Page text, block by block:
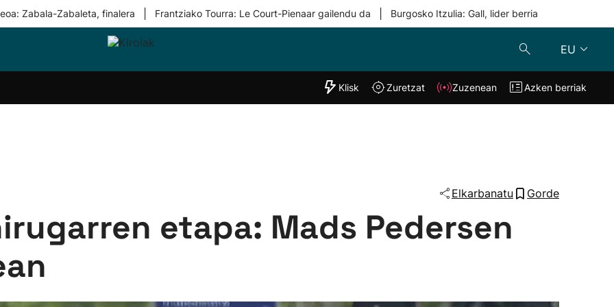
Zabala-Zabaleta, finalera Frantziako Tourra: Le Court-Pienaar gailendu da Burgosko Itzulia: Gall, lider berria
EU
Taldeak
"Helmuga"
Klisk Zuzenean
Klisk Zuretzat Zuzenean Azken berriak
Elkarbanatu Gorde
etapa: Mads Pedersen